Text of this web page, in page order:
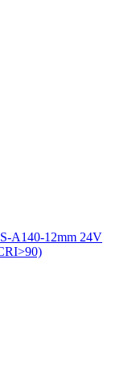
A140-12mm 24V